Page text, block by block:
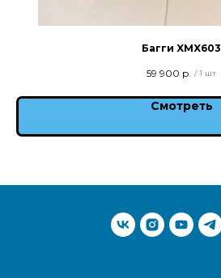
Багги XMX603
59 900 р. / 1 шт
Смотреть